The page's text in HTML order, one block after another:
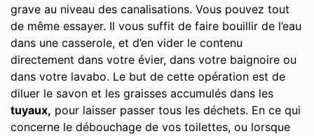
grave au niveau des canalisations. Vous pouvez tout
de même essayer. Il vous suffit de faire bouillir de l’eau
dans une casserole, et d’en vider le contenu
directement dans votre évier, dans votre baignoire ou
dans votre lavabo. Le but de cette opération est de
diluer le savon et les graisses accumulés dans les
tuyaux, pour laisser passer tous les déchets. En ce qui
concerne le débouchage de vos toilettes, ou lorsque